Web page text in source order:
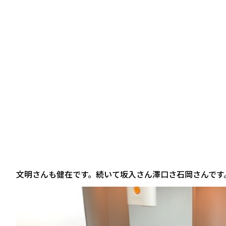
文明さんも健在です。続いて坂入さん澤口さ石岡さんです